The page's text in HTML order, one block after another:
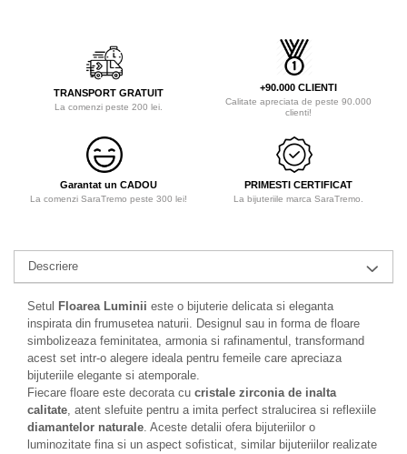
TRANSPORT GRATUIT
La comenzi peste 200 lei.
+90.000 CLIENTI
Calitate apreciata de peste 90.000
clienti!
Garantat un CADOU
La comenzi SaraTremo peste 300 lei!
PRIMESTI CERTIFICAT
La bijuteriile marca SaraTremo.
Descriere
Setul Floarea Luminii este o bijuterie delicata si eleganta
inspirata din frumusetea naturii. Designul sau in forma de floare
simbolizeaza feminitatea, armonia si rafinamentul, transformand
acest set intr-o alegere ideala pentru femeile care apreciaza
bijuteriile elegante si atemporale.
Fiecare floare este decorata cu cristale zirconia de inalta
calitate, atent slefuite pentru a imita perfect stralucirea si reflexiile
diamantelor naturale. Aceste detalii ofera bijuteriilor o
luminozitate fina si un aspect sofisticat, similar bijuteriilor realizate